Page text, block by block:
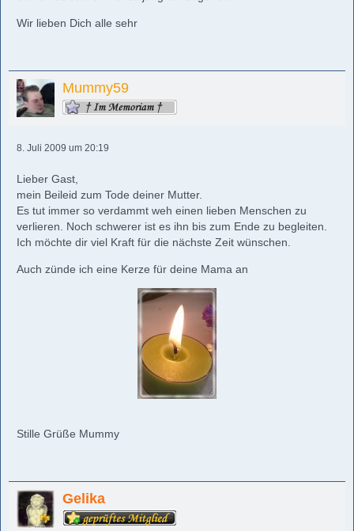
Wir lieben Dich alle sehr
Mummy59
8. Juli 2009 um 20:19
Lieber Gast,
mein Beileid zum Tode deiner Mutter.
Es tut immer so verdammt weh einen lieben Menschen zu
verlieren. Noch schwerer ist es ihn bis zum Ende zu begleiten.
Ich möchte dir viel Kraft für die nächste Zeit wünschen.
Auch zünde ich eine Kerze für deine Mama an
Stille Grüße Mummy
Gelika